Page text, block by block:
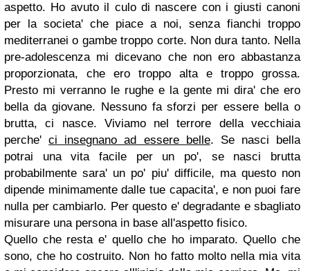
aspetto. Ho avuto il culo di nascere con i giusti canoni
per la societa' che piace a noi, senza fianchi troppo
mediterranei o gambe troppo corte. Non dura tanto. Nella
pre-adolescenza mi dicevano che non ero abbastanza
proporzionata, che ero troppo alta e troppo grossa.
Presto mi verranno le rughe e la gente mi dira' che ero
bella da giovane. Nessuno fa sforzi per essere bella o
brutta, ci nasce. Viviamo nel terrore della vecchiaia
perche'ci insegnano ad essere belle. Se nasci bella
potrai una vita facile per un po', se nasci brutta
probabilmente sara' un po' piu' difficile, ma questo non
dipende minimamente dalle tue capacita', e non puoi fare
nulla per cambiarlo. Per questo e' degradante e sbagliato
misurare una persona in base all'aspetto fisico.
Quello che resta e' quello che ho imparato. Quello che
sono, che ho costruito. Non ho fatto molto nella mia vita